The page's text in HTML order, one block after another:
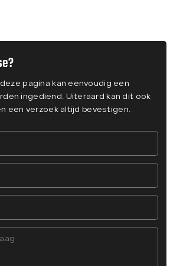
pagina kan eenvoudig een
ingediend. Uiteraard kan dit ook
een verzoek altijd bevestigen.